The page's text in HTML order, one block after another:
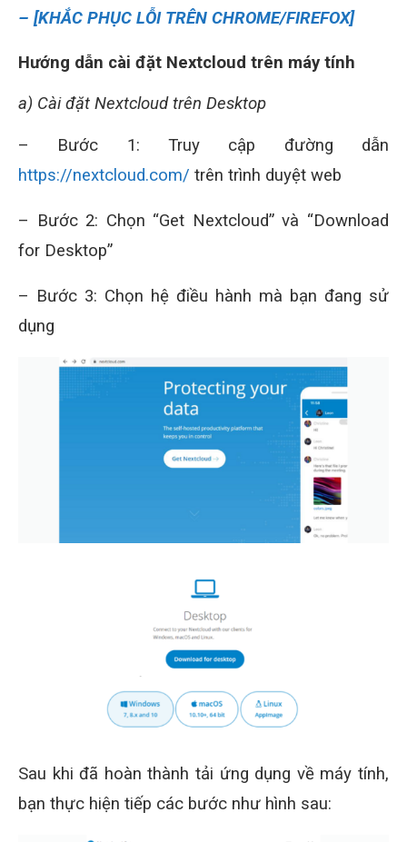
– [KHẮC PHỤC LỖI TRÊN CHROME/FIREFOX]
Hướng dẫn cài đặt Nextcloud trên máy tính
a) Cài đặt Nextcloud trên Desktop
– Bước 1: Truy cập đường dẫn
https://nextcloud.com/ trên trình duyệt web
– Bước 2: Chọn “Get Nextcloud” và “Download
for Desktop”
– Bước 3: Chọn hệ điều hành mà bạn đang sử
dụng
Sau khi đã hoàn thành tải ứng dụng về máy tính,
bạn thực hiện tiếp các bước như hình sau: